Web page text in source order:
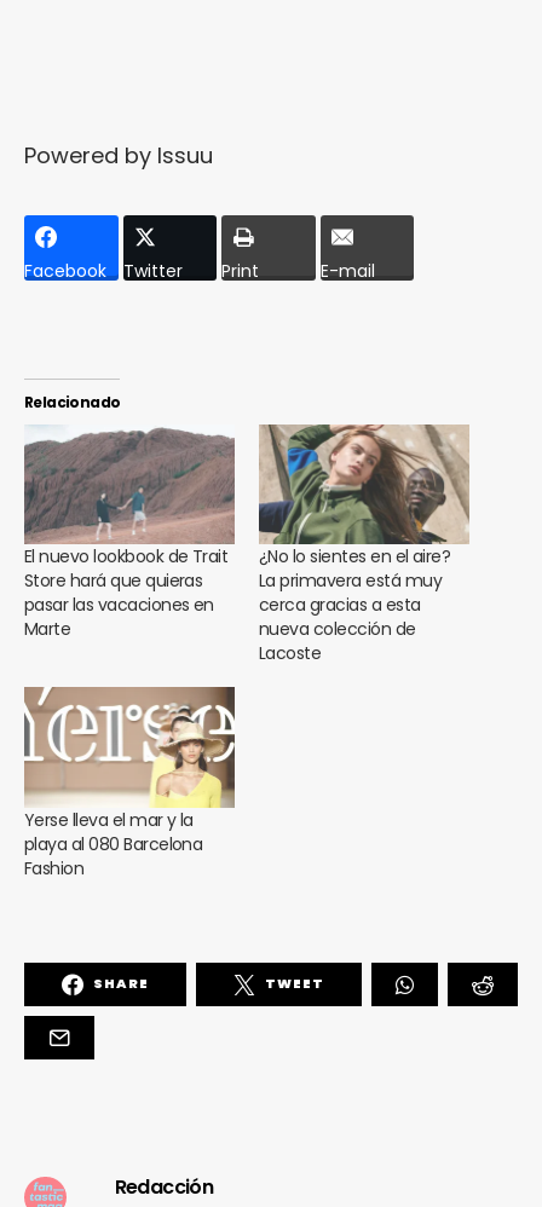
Powered by Issuu
Facebook Twitter Print E-mail
Relacionado
El nuevo lookbook de Trait
Store hará que quieras
pasar las vacaciones en
Marte
¿No lo sientes en el aire?
La primavera está muy
cerca gracias a esta
nueva colección de
Lacoste
Yerse lleva el mar y la
playa al 080 Barcelona
Fashion
SHARE TWEET
Redacción